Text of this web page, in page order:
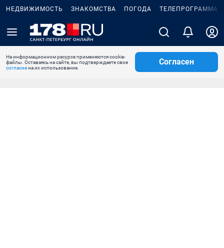
НЕДВИЖИМОСТЬ ЗНАКОМСТВА ПОГОДА ТЕЛЕПРОГРАММА
На информационном ресурсе применяются cookie-
файлы. Оставаясь на сайте, вы подтверждаете свое
согласиена их использование.
Согласен